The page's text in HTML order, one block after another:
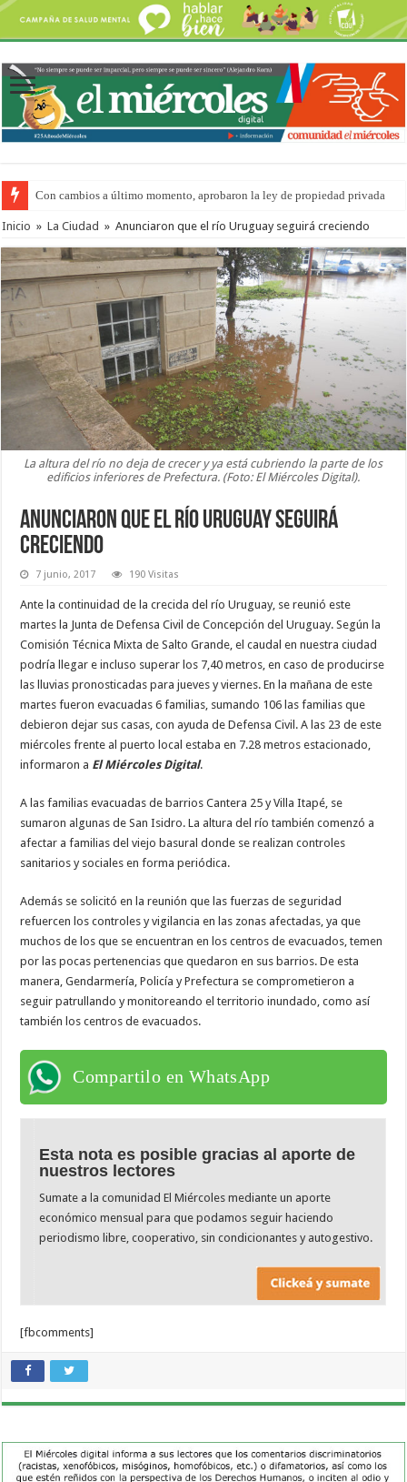
Con cambios a último momento, aprobaron la ley de propiedad privada
Del viernes 7 al domingo 9 de agosto: la agenda ¿A dónde ir? para este
Inicio » La Ciudad » Anunciaron que el río Uruguay seguirá creciendo
La altura del río no deja de crecer y ya está cubriendo la parte de los
edificios inferiores de Prefectura. (Foto: El Miércoles Digital).
Anunciaron que el río Uruguay seguirá
creciendo
7 junio, 2017 190 Visitas
Ante la continuidad de la crecida del río Uruguay, se reunió este
martes la Junta de Defensa Civil de Concepción del Uruguay. Según la
Comisión Técnica Mixta de Salto Grande, el caudal en nuestra ciudad
podría llegar e incluso superar los 7,40 metros, en caso de producirse
las lluvias pronosticadas para jueves y viernes. En la mañana de este
martes fueron evacuadas 6 familias, sumando 106 las familias que
debieron dejar sus casas, con ayuda de Defensa Civil. A las 23 de este
miércoles frente al puerto local estaba en 7.28 metros estacionado,
informaron a El Miércoles Digital.
A las familias evacuadas de barrios Cantera 25 y Villa Itapé, se
sumaron algunas de San Isidro. La altura del río también comenzó a
afectar a familias del viejo basural donde se realizan controles
sanitarios y sociales en forma periódica.
Además se solicitó en la reunión que las fuerzas de seguridad
refuercen los controles y vigilancia en las zonas afectadas, ya que
muchos de los que se encuentran en los centros de evacuados, temen
por las pocas pertenencias que quedaron en sus barrios. De esta
manera, Gendarmería, Policía y Prefectura se comprometieron a
seguir patrullando y monitoreando el territorio inundado, como así
también los centros de evacuados.
Compartilo en WhatsApp
Esta nota es posible gracias al aporte de
nuestros lectores
Sumate a la comunidad El Miércoles mediante un aporte
económico mensual para que podamos seguir haciendo
periodismo libre, cooperativo, sin condicionantes y autogestivo.
[fbcomments]